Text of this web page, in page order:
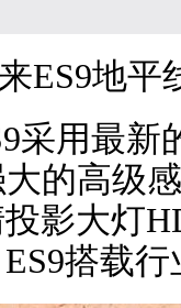
ES9地平
采用最新
的高级
影大灯
搭载